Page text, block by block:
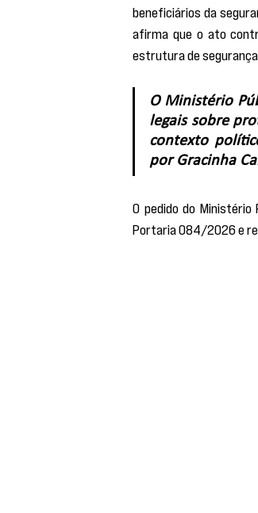
beneficiários da
afirma que o ato
estrutura de
O Ministério
legais sobre
contexto
por Gracinha
O pedido do
Portaria 084/2026 e